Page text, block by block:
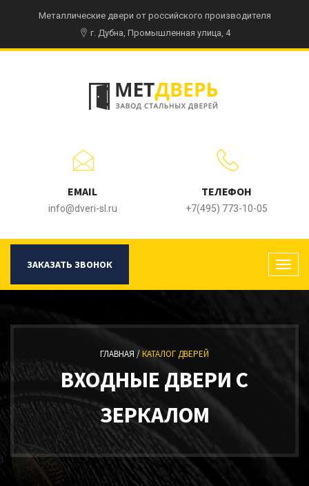
Металлические двери от российского производителя
г. Дубна, Промышленная улица, 4
EMAIL
info@dveri-sl.ru
ТЕЛЕФОН
+7(495) 773-10-05
ЗАКАЗАТЬ ЗВОНОК
ГЛАВНАЯ /КАТАЛОГ ДВЕРЕЙ
ВХОДНЫЕ ДВЕРИ С
ЗЕРКАЛОМ